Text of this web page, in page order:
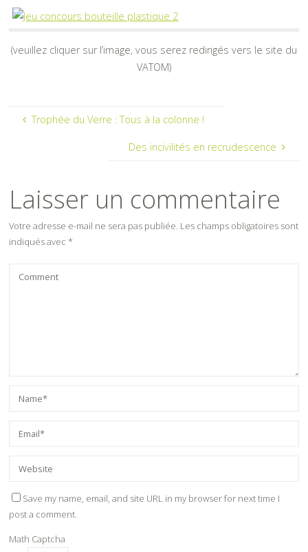
(veuillez cliquer sur l’image, vous serez redirigés vers le site du
VATOM)
Trophée du Verre : Tous à la colonne !
Des incivilités en recrudescence
Laisser un commentaire
Votre adresse e-mail ne sera pas publiée. Les champs obligatoires sont
indiqués avec*
Save my name, email, and site URL in my browser for next time I
post a comment.
Math Captcha